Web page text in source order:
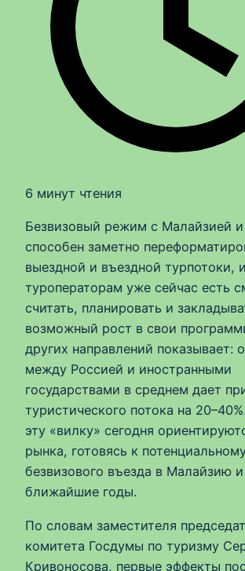
6 минут чтения
Безвизовый режим с Малайзией
способен заметно
выездной и въездной турпотоки, и
туроператорам уже сейчас есть
считать, планировать и
возможный рост в свои
других направлений показывает:
между Россией и иностранными
государствами в среднем дает
туристического потока на
эту «вилку» сегодня
рынка, готовясь к
безвизового въезда в Малайзию
ближайшие годы.
По словам заместителя
комитета Госдумы по туризму
Кривоносова, первые эффекты